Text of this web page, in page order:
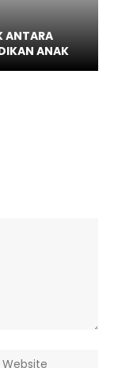
ANTARA
ANAK